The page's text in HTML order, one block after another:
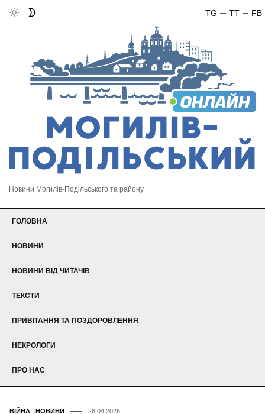
FB
TT
TG
Новини Могилів-Подільського та району
ГОЛОВНА
НОВИНИ
НОВИНИ ВІД ЧИТАЧІВ
ТЕКСТИ
ПРИВІТАННЯ ТА ПОЗДОРОВЛЕННЯ
НЕКРОЛОГИ
ПРО НАС
ВІЙНА НОВИНИ 28.04.2026